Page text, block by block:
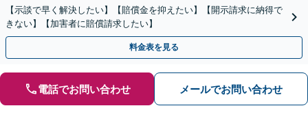
【示談で早く解決したい】【賠償金を抑えたい】【開示請求に納得で
きない】【加害者に賠償請求したい】
料金表を見る
電話でお問い合わせ メールでお問い合わせ